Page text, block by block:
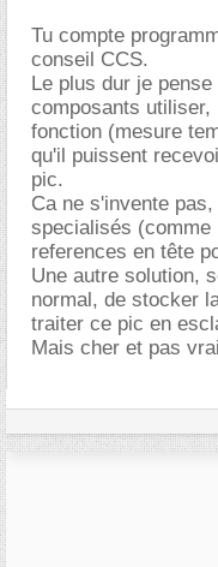
Tu compte
conseil CCS.
Le plus dur je
composants
fonction (mesure
qu'il puissent
pic.
Ca ne s'invente
specialisés (comme
references en tête
Une autre solution,
normal, de stocker
traiter ce pic en
Mais cher et pas